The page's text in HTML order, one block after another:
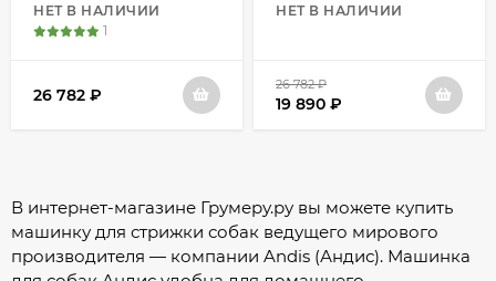
бесщеточная, черная
НЕТ В НАЛИЧИИ
1
26 782 ₽
НЕТ В НАЛИЧИИ
26 782₽
19 890 ₽
В интернет-магазине Грумеру.ру вы можете купить
машинку для стрижки собак ведущего мирового
производителя — компании Andis (Андис). Машинка